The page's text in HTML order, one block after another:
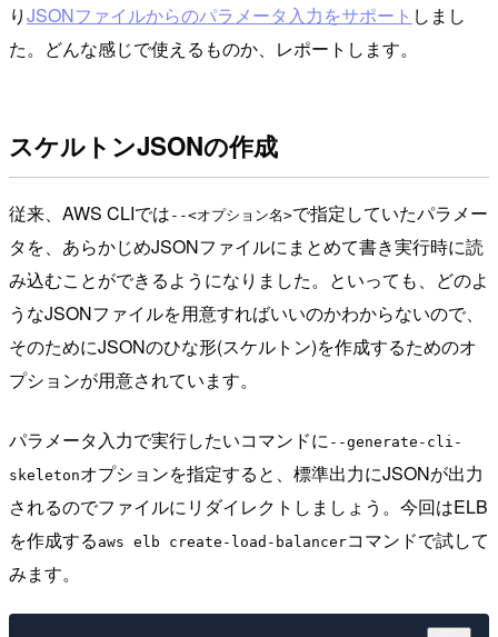
りJSONファイルからのパラメータ入力をサポート しまし
た。どんな感じで使えるものか、レポートします。
スケルトンJSONの作成
従来、AWS CLIでは --<オプション名>で指定していたパラメー
タを、あらかじめJSONファイルにまとめて書き実行時に読
み込むことができるようになりました。といっても、どのよ
うなJSONファイルを用意すればいいのかわからないので、
そのためにJSONのひな形(スケルトン)を作成するためのオ
プションが用意されています。
パラメータ入力で実行したいコマンドに --generate-cli-
skeletonオプションを指定すると、標準出力にJSONが出力
されるのでファイルにリダイレクトしましょう。今回はELB
を作成する aws elb create-load-balancerコマンドで試して
みます。